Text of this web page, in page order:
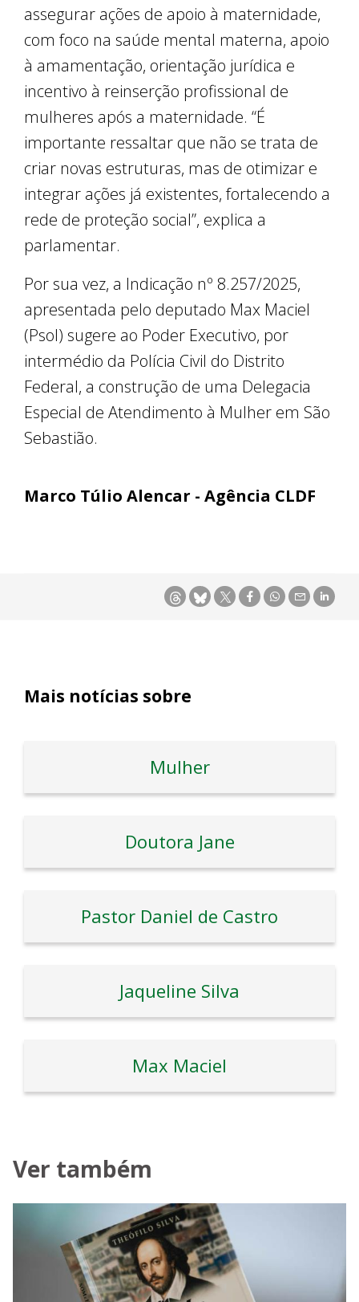
assegurar ações de apoio à maternidade,
com foco na saúde mental materna, apoio
à amamentação, orientação jurídica e
incentivo à reinserção profissional de
mulheres após a maternidade. “É
importante ressaltar que não se trata de
criar novas estruturas, mas de otimizar e
integrar ações já existentes, fortalecendo a
rede de proteção social”, explica a
parlamentar.
Por sua vez, a Indicação nº 8.257/2025,
apresentada pelo deputado Max Maciel
(Psol) sugere ao Poder Executivo, por
intermédio da Polícia Civil do Distrito
Federal, a construção de uma Delegacia
Especial de Atendimento à Mulher em São
Sebastião.
Marco Túlio Alencar - Agência CLDF
Mais notícias sobre
Mulher
Doutora Jane
Pastor Daniel de Castro
Jaqueline Silva
Max Maciel
Ver também